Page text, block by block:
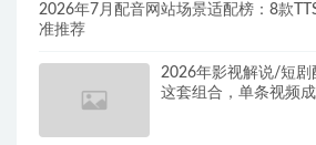
2026年7月配音网站场景适配榜：8款
准推荐
2026年影视解说/短剧
这套组合，单条视频